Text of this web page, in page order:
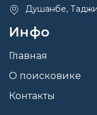
Душанбе,
Инфо
Главная
О поисковике
Контакты